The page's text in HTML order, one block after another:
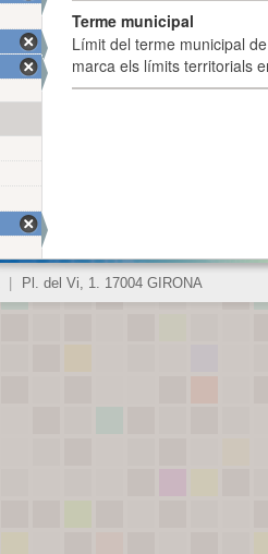
Terme municipal
Límit del terme municipal
marca els límits territorials
Pl. del Vi, 1. 17004 GIRONA